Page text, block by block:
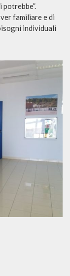
familiare e di
individuali